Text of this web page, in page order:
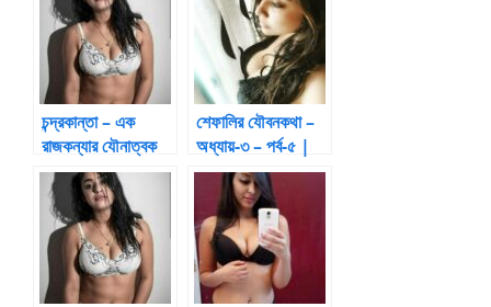
চন্দ্রকান্তা – এক
রাজকন্যার যৌনাত্বক
জীবনশৈলী [১৪][২]
শেফালির যৌবনকথা –
অধ্যায়-৩ – পর্ব-৫ |
BanglaChotika
hini